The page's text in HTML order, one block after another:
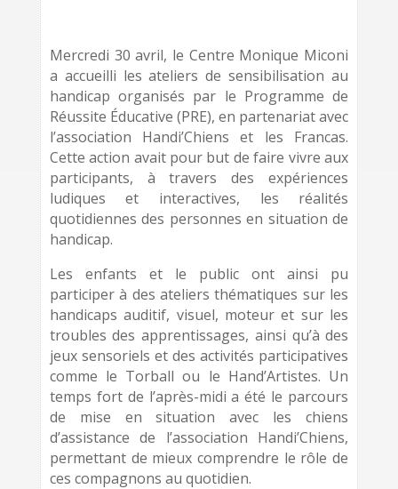
Mercredi 30 avril, le Centre Monique Miconi
a accueilli les ateliers de sensibilisation au
handicap organisés par le Programme de
Réussite Éducative (PRE), en partenariat avec
l’association Handi’Chiens et les Francas.
Cette action avait pour but de faire vivre aux
participants, à travers des expériences
ludiques et interactives, les réalités
quotidiennes des personnes en situation de
handicap.
Les enfants et le public ont ainsi pu
participer à des ateliers thématiques sur les
handicaps auditif, visuel, moteur et sur les
troubles des apprentissages, ainsi qu’à des
jeux sensoriels et des activités participatives
comme le Torball ou le Hand’Artistes. Un
temps fort de l’après-midi a été le parcours
de mise en situation avec les chiens
d’assistance de l’association Handi’Chiens,
permettant de mieux comprendre le rôle de
ces compagnons au quotidien.